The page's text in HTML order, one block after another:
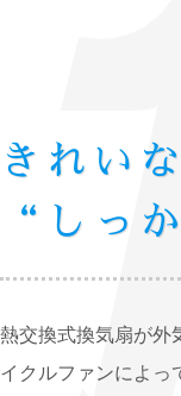
きれい
“しっ
熱交換式換気扇が外
イクルファンによっ